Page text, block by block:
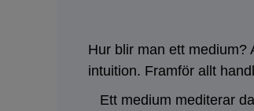
Hur blir man ett medium?
intuition. Framför allt
Ett medium mediterar